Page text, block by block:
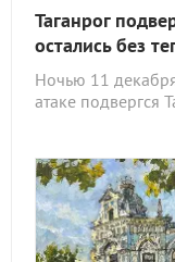
Таганрог
остались без
Ночью 11
атаке подвергся